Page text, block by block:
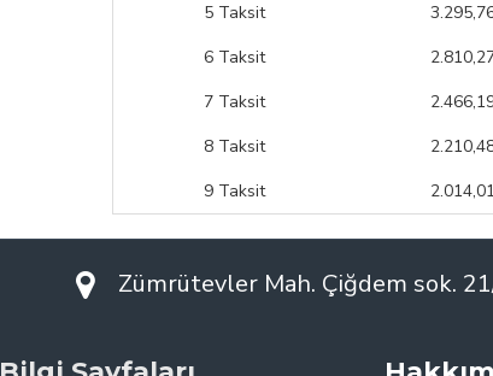
5 Taksit
6 Taksit
7 Taksit
8 Taksit
9 Taksit
Zümrütevler Mah. Çiğdem sok.